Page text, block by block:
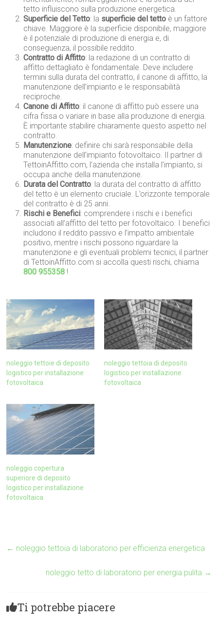
tetto influiscono sulla produzione energetica.
Superficie del Tetto: la superficie del tetto è un fattore
chiave. Maggiore è la superficie disponibile, maggiore
è il potenziale di produzione di energia e, di
conseguenza, il possibile reddito.
Contratto di Affitto: la redazione di un contratto di
affitto dettagliato è fondamentale. Deve includere
termini sulla durata del contratto, il canone di affitto, la
manutenzione dell’impianto e le responsabilità
reciproche.
Canone di Affitto: il canone di affitto può essere una
cifra fissa o variare in base alla produzione di energia.
È importante stabilire chiaramente questo aspetto nel
contratto.
Manutenzione: definire chi sarà responsabile della
manutenzione dell’impianto fotovoltaico. Il partner di
TettoinAffitto.com, l’azienda che installa l’impianto, si
occupa anche della manutenzione.
Durata del Contratto: la durata del contratto di affitto
del tetto è un elemento cruciale. L’orizzonte temporale
del contratto è di 25 anni.
Rischi e Benefici: comprendere i rischi e i benefici
associati all’affitto del tetto per fotovoltaico. I benefici
includono il reddito passivo e l’impatto ambientale
positivo, mentre i rischi possono riguardare la
manutenzione e gli eventuali problemi tecnici, il partner
di TettoinAffitto.com si accolla questi rischi, chiama
800 955358 !
noleggio tettoie di deposito
logistico per installazione
fotovoltaica
noleggio tettoia di deposito
logistico per installazione
fotovoltaica
noleggio copertura
superiore di deposito
logistico per installazione
fotovoltaica
← noleggio tettoia di laboratorio per efficienza energetica
noleggio tetto di laboratorio per energia pulita →
Ti potrebbe piacere